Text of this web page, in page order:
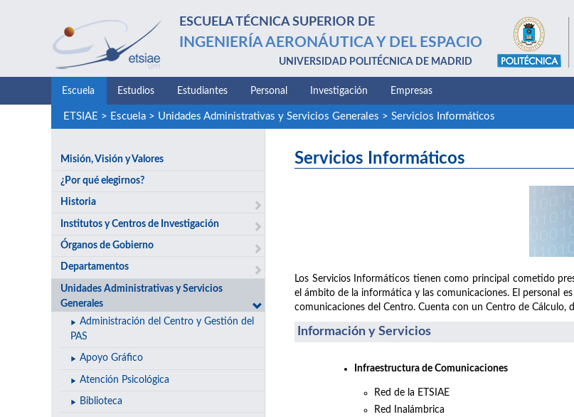
ESCUELA TÉCNICA SUPERIOR DE
INGENIERÍA AERONÁUTICA Y DEL ESPACIO
UNIVERSIDAD POLITÉCNICA DE MADRID
Escuela Estudios Estudiantes Personal Investigación Empresas
ETSIAE > Escuela> Unidades Administrativas y Servicios Generales > Servicios Informáticos
Misión, Visión y Valores
¿Por qué elegirnos?
Historia
Institutos y Centros de Investigación
Órganos de Gobierno
Departamentos
Unidades Administrativas y Servicios
Generales
Administración del Centro y Gestión del
PAS
Apoyo Gráfico
Atención Psicológica
Biblioteca
Servicios Informáticos
Los Servicios Informáticos tienen como principal cometido
el ámbito de la informática y las comunicaciones. El personal
comunicaciones del Centro. Cuenta con un Centro de Cálculo,
Información y Servicios
Infraestructura de Comunicaciones
Red de la ETSIAE
Red Inalámbrica